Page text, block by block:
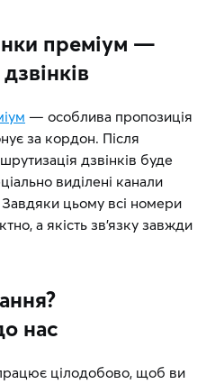
преміум —
— особлива пропозиція
за кордон. Після
дзвінків буде
виділені канали
Завдяки цьому всі номери
а якість зв’язку завжди
нас
цілодобово, щоб ви